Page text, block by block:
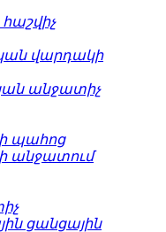
վարդակի
անջատիչ
պահոց
անջատում
ցանցային